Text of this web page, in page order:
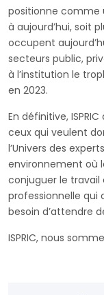
positionne comme
à aujourd’hui, soit
occupent
secteurs public,
à l’institution le
en 2023.
En définitive,
ceux qui veulent
l’Univers des
environnement où
conjuguer le travail
professionnelle qui
besoin d’attendre
ISPRIC, nous